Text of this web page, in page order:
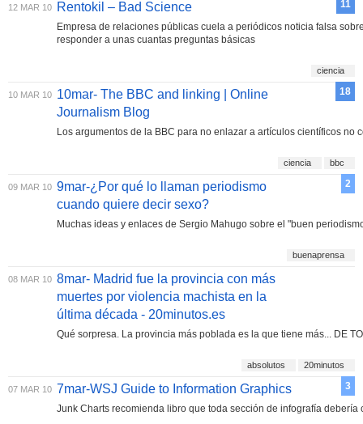
12 MAR 10 Rentokil – Bad Science
11
Empresa de relaciones públicas cuela a periódicos noticia falsa
responder a unas cuantas preguntas básicas
ciencia
10 MAR 10 10mar- The BBC and linking | Online
Journalism Blog
18
Los argumentos de la BBC para no enlazar a artículos científicos no
ciencia bbc
09 MAR 10 9mar-¿Por qué lo llaman periodismo
cuando quiere decir sexo?
2
Muchas ideas y enlaces de Sergio Mahugo sobre el "buen
buenaprensa
08 MAR 10 8mar- Madrid fue la provincia con más
muertes por violencia machista en la
última década - 20minutos.es
Qué sorpresa. La provincia más poblada es la que tiene más... DE
absolutos 20minutos
07 MAR 10 7mar-WSJ Guide to Information Graphics
3
Junk Charts recomienda libro que toda sección de infografía